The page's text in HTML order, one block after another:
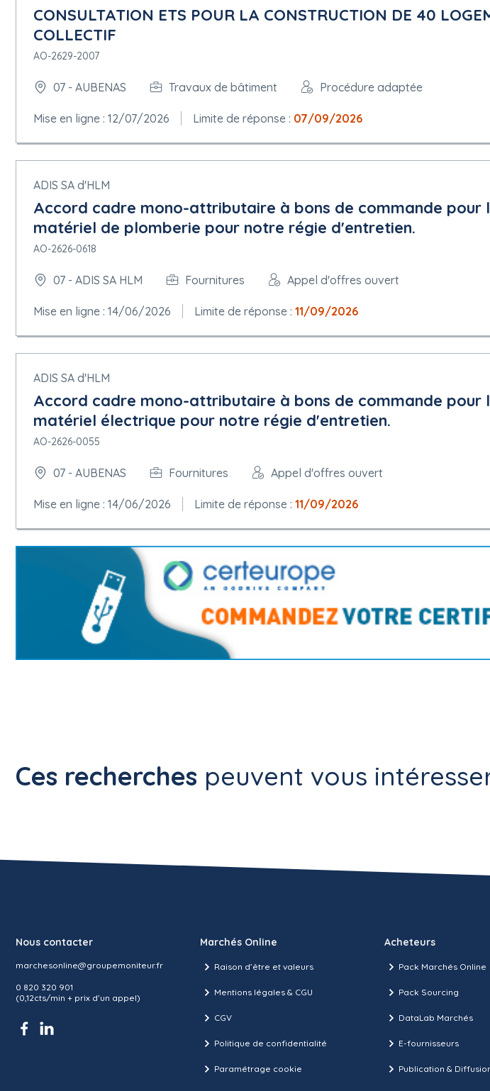
CONSULTATION ETS POUR LA CONSTRUCTION DE 40
COLLECTIF
AO-2629-2007
07 - AUBENAS Travaux de bâtiment Procédure adaptée
Mise en ligne : 12/07/2026 Limite de réponse : 07/09/2026
ADIS SA d'HLM
Accord cadre mono-attributaire à bons de commande pour
matériel de plomberie pour notre régie d'entretien.
AO-2626-0618
07 - ADIS SA HLM Fournitures Appel d'offres ouvert
Mise en ligne : 14/06/2026 Limite de réponse : 11/09/2026
ADIS SA d'HLM
Accord cadre mono-attributaire à bons de commande pour
matériel électrique pour notre régie d'entretien.
AO-2626-0055
07 - AUBENAS Fournitures Appel d'offres ouvert
Mise en ligne : 14/06/2026 Limite de réponse : 11/09/2026
Ces recherches peuvent vous
Nous contacter
marchesonline@groupemoniteur.fr
0 820 320 901
(0,12cts/min + prix d’un appel)
Marchés Online
Raison d’être et valeurs
Mentions légales & CGU
CGV
Politique de confidentialité
Paramétrage cookie
Acheteurs
Pack Marchés Online
Pack Sourcing
DataLab Marchés
E-fournisseurs
Publication &